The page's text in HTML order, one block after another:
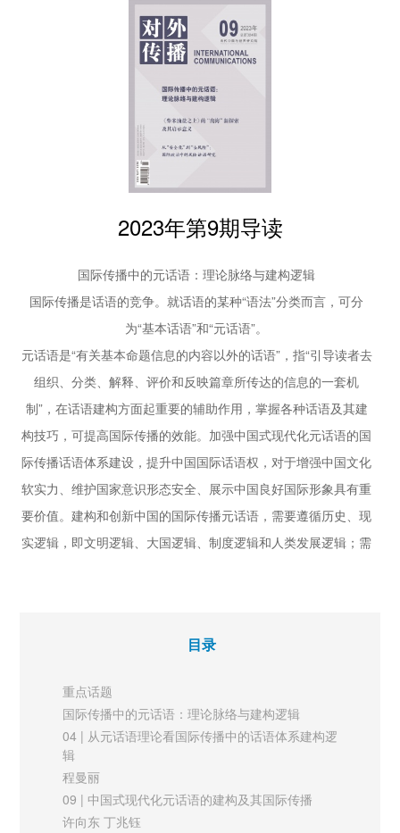
——日本核污染水排海的西方话语霸权展演及其根源剖析
西方国家在对日本排放核污水的报道中采取了双重标准。长期以
但是对于此次事件中的日本，西方国家忽略了针对放射性元素长
期影响的研究尚不充分的事实，指出日本的排放有“安全性保
障”。对于国际舆论质疑的排放缺乏第三方验证和监督，以及针
对是否有除排海以外的其他方案的讨论，西方主流媒体仅有少量
西方媒体与日本政府、媒体的话语高度一致，实际上是形成了科
学理性的话语霸权。首先，它用短期的、由日本单方面提供的数
据置换和混淆长期的、未来的风险可能；其次，它有选择地将日
本政府邀请的国际原子能机构提供的评估报告作为唯一的科学标
准依据，有意模糊了国际原子能机构只是根据日本的授权提供了
排海方案的评估，而非全部核污染水处理方案的评估；最后，它
还有意识地制造错误印象，让人们忽略核污水排海对全球海洋环
境的影响，以及诸多全球海洋治理的国际组织的发声与反对。它
是一种被操控的、有选择的“科学”行为。这一事件的发展，以及
西方国家在国际舆论中对日本政府立场的完全倾斜，都让国际舆
论成为了国际政治中霸权主义的力量展演。
26 | 技术赋能中华文明国际传播：
可供性视角下的主流媒体创新实践
36 | 以学术外译助力中国学术观点“走出去”
专访中国外文局原副局长兼总编辑黄友义
40 | “一带一路”倡议中的青年与对非传播
43 | 国际“Z世代”群体中国观的塑造与传播
刘新鑫 翟慧霞
48 | 新时代中国企业海外传播的困境与进路
理论平台
53 | “新新媒体”与“新新儒学”的未来
对话国际儒学联合会荣誉顾问成中英
王君超
58 | 关于“中国方案”话语国际传播策略的思考
63 | 国际传播的“元话语”及其建构路径研究
张军芳
【圆桌论坛】
与数字文明构建
卢迪 刘湘渼
国际视野
76 | 海外华人社群的中华文化数字化再嵌
基于新加坡华裔青年乐团的个案研究
李欣 张嘉宇
2023年第9期导读
国际传播中的元话语：理论脉络与建构逻辑
国际传播是话语的竞争。就话语的某种“语法”分类而言，可分
为“基本话语”和“元话语”。
元话语是“有关基本命题信息的内容以外的话语”，指“引导读者去
组织、分类、解释、评价和反映篇章所传达的信息的一套机
制”，在话语建构方面起重要的辅助作用，掌握各种话语及其建
构技巧，可提高国际传播的效能。加强中国式现代化元话语的国
际传播话语体系建设，提升中国国际话语权，对于增强中国文化
软实力、维护国家意识形态安全、展示中国良好国际形象具有重
要价值。建构和创新中国的国际传播元话语，需要遵循历史、现
实逻辑，即文明逻辑、大国逻辑、制度逻辑和人类发展逻辑；需
足中国化与全球化，是打造国际传播元话语的关键。
《柴米油盐之上》的“出海”新探索及其启示意义
中国脱贫攻坚战取得全面胜利，为全球减贫事业贡献了中国方案
与中国智慧。向世界讲好中国减贫故事，是加强我国国际传播能
力建设的重要抓手。面对“西强我弱”的传播格局，中国减贫故事
的国际传播既不能落入西方的话语窠臼，也不能陷入“自说自
目录
重点话题
国际传播中的元话语：理论脉络与建构逻辑
04 | 从元话语理论看国际传播中的话语体系建构逻
辑
程曼丽
09 | 中国式现代化元话语的建构及其国际传播
许向东 丁兆钰